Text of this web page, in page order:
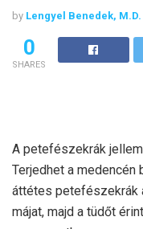
by Lengyel Benedek, M.D.
0
SHARES
A petefészekrák
Terjedhet a medencén
áttétes petefészekrák
májat, majd a tüdőt